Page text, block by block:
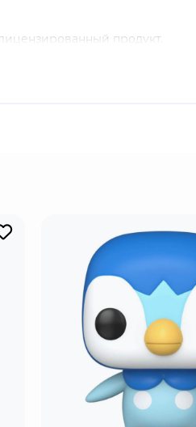
продукт.
в "Honkai: Star Rail".